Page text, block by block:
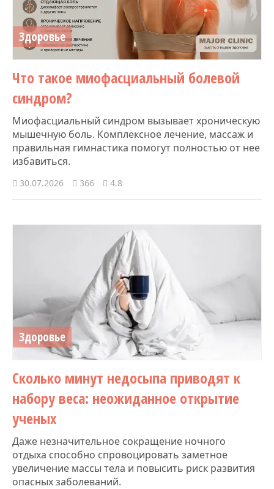
Здоровье
Что такое миофасциальный болевой
синдром?
Миофасциальный синдром вызывает хроническую
мышечную боль. Комплексное лечение, массаж и
правильная гимнастика помогут полностью от нее
избавиться.
30.07.2026 366 4.8
Здоровье
Сколько минут недосыпа приводят к
набору веса: неожиданное открытие
ученых
Даже незначительное сокращение ночного
отдыха способно спровоцировать заметное
увеличение массы тела и повысить риск развития
опасных заболеваний.